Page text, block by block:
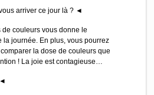
arriver ce jour là ? ◄
de couleurs vous donne le
la journée. En plus, vous pourrez
la dose de couleurs que
! La joie est contagieuse…